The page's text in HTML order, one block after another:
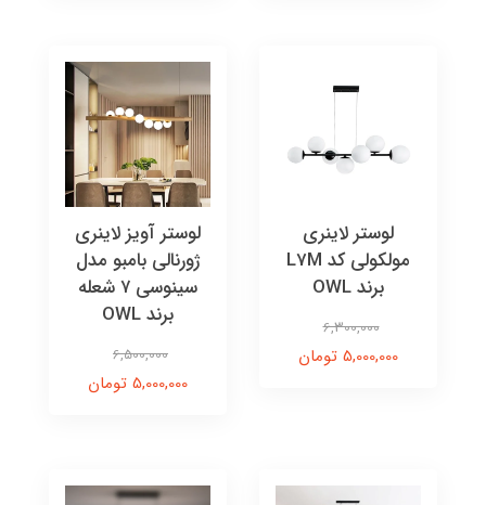
لوستر لاینری
مولکولی کد L7M
برند OWL
6,300,000
5,000,000 تومان
لوستر آویز لاینری
ژورنالی بامبو مدل
سینوسی ۷ شعله
برند OWL
6,500,000
5,000,000 تومان